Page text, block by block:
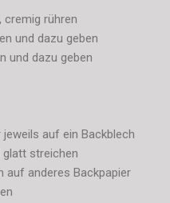
cremig rühren
und dazu geben
und dazu geben
auf ein Backblech
glatt streichen
auf anderes Backpapier